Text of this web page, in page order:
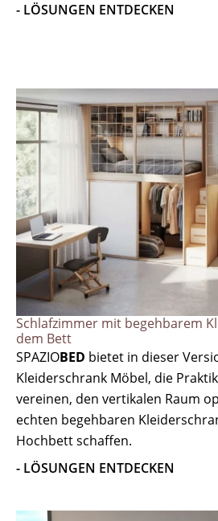
- LÖSUNGEN ENTDECKEN
Schlafzimmer mit begehbarem
dem Bett
SPAZIOBED bietet in dieser
Kleiderschrank Möbel, die
vereinen, den vertikalen Raum
echten begehbaren
Hochbett schaffen.
- LÖSUNGEN ENTDECKEN